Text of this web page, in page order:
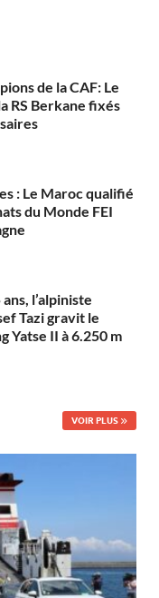
de la CAF: Le
RS Berkane fixés
: Le Maroc qualifié
du Monde FEI
l’alpiniste
Tazi gravit le
Yatse II à 6.250 m
VOIR PLUS